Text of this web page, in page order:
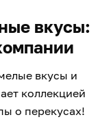
вкусы:
вкусы и
коллекцией
о перекусах!